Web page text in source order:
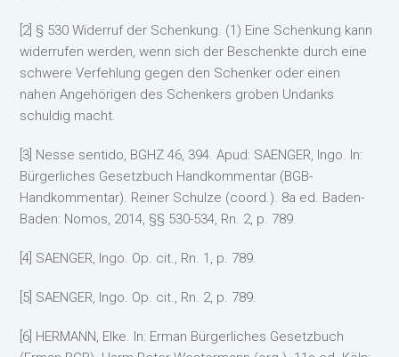
[2] § 530 Widerruf der Schenkung. (1) Eine Schenkung kann
widerrufen werden, wenn sich der Beschenkte durch eine
schwere Verfehlung gegen den Schenker oder einen
nahen Angehörigen des Schenkers groben Undanks
schuldig macht.
[3] Nesse sentido, BGHZ 46, 394. Apud: SAENGER, Ingo. In:
Bürgerliches Gesetzbuch Handkommentar (BGB-
Handkommentar). Reiner Schulze (coord.). 8a ed. Baden-
Baden: Nomos, 2014, §§ 530-534, Rn. 2, p. 789.
[4] SAENGER, Ingo. Op. cit., Rn. 1, p. 789.
[5] SAENGER, Ingo. Op. cit., Rn. 2, p. 789.
[6] HERMANN, Elke. In: Erman Bürgerliches Gesetzbuch